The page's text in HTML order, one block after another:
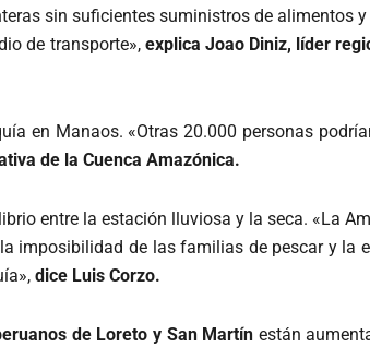
sin suficientes suministros de alimentos
de transporte», explica Joao Diniz, líder
en Manaos. «Otras 20.000 personas
de la Cuenca Amazónica.
entre la estación lluviosa y la seca. «La
imposibilidad de las familias de pescar y la
dice Luis Corzo.
de Loreto y San Martín están